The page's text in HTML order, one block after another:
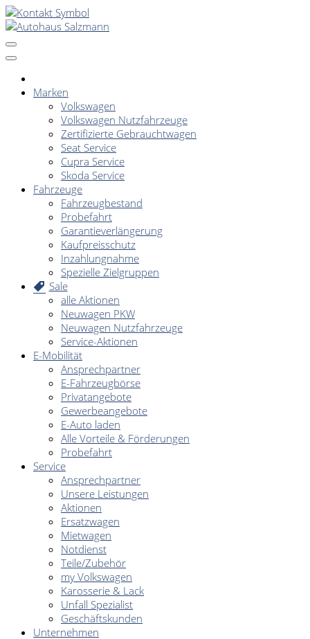
Marken
Volkswagen
Volkswagen Nutzfahrzeuge
Zertifizierte Gebrauchtwagen
Seat Service
Cupra Service
Skoda Service
Fahrzeuge
Fahrzeugbestand
Probefahrt
Garantieverlängerung
Kaufpreisschutz
Inzahlungnahme
Spezielle Zielgruppen
Sale
alle Aktionen
Neuwagen PKW
Neuwagen Nutzfahrzeuge
Service-Aktionen
E-Mobilität
Ansprechpartner
E-Fahrzeugbörse
Privatangebote
Gewerbeangebote
E-Auto laden
Alle Vorteile & Förderungen
Probefahrt
Service
Ansprechpartner
Unsere Leistungen
Aktionen
Ersatzwagen
Mietwagen
Notdienst
Teile/Zubehör
my Volkswagen
Karosserie & Lack
Unfall Spezialist
Geschäftskunden
Unternehmen